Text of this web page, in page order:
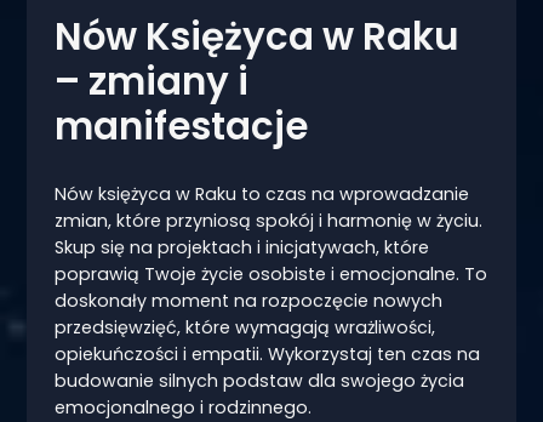
Nów Księżyca w Raku
– zmiany i
manifestacje
Nów księżyca w Raku to czas na wprowadzanie
zmian, które przyniosą spokój i harmonię w życiu.
Skup się na projektach i inicjatywach, które
poprawią Twoje życie osobiste i emocjonalne. To
doskonały moment na rozpoczęcie nowych
przedsięwzięć, które wymagają wrażliwości,
opiekuńczości i empatii. Wykorzystaj ten czas na
budowanie silnych podstaw dla swojego życia
emocjonalnego i rodzinnego.